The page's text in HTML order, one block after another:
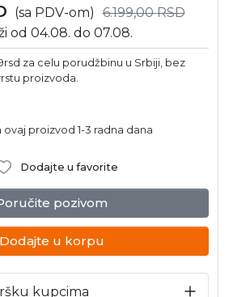
(sa PDV-om) 6.199,00RSD
od 04.08. do 07.08.
za celu porudžbinu u Srbiji, bez
proizvoda.
ovaj proizvod 1-3 radna dana
Dodajte u favorite
pozivom
Dodajte u korpu
kupcima